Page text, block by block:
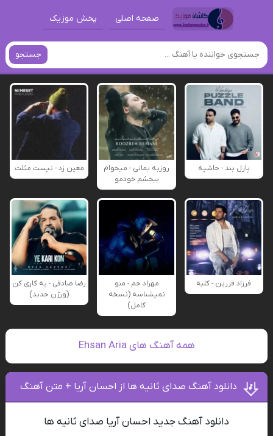
صفحه اصلی پخش موزیک
جستجو
پازل بند - حاشیه
روزبه بمانی - میخوام
ببخشم خودمو
معین زد - نیست مثلت
فرزاد فرزین - کلبه
مهراد جم - منو
نمیشناسه (نسخه
کامل)
رضا صادقی - یه کاری کن
(ورژن جدید)
همه آهنگ های Ehsan Aria
دانلود آهنگ صدای ثانیه ها از احسان آریا + متن آهنگ
دانلود آهنگ جدید احسان آریا صدای ثانیه ها